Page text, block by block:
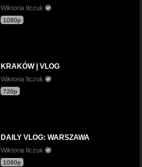
Wiktoria Ilczuk
1080p
KRAKÓW | VLOG
Wiktoria Ilczuk
720p
DAILY VLOG: WARSZAWA
Wiktoria Ilczuk
1080p